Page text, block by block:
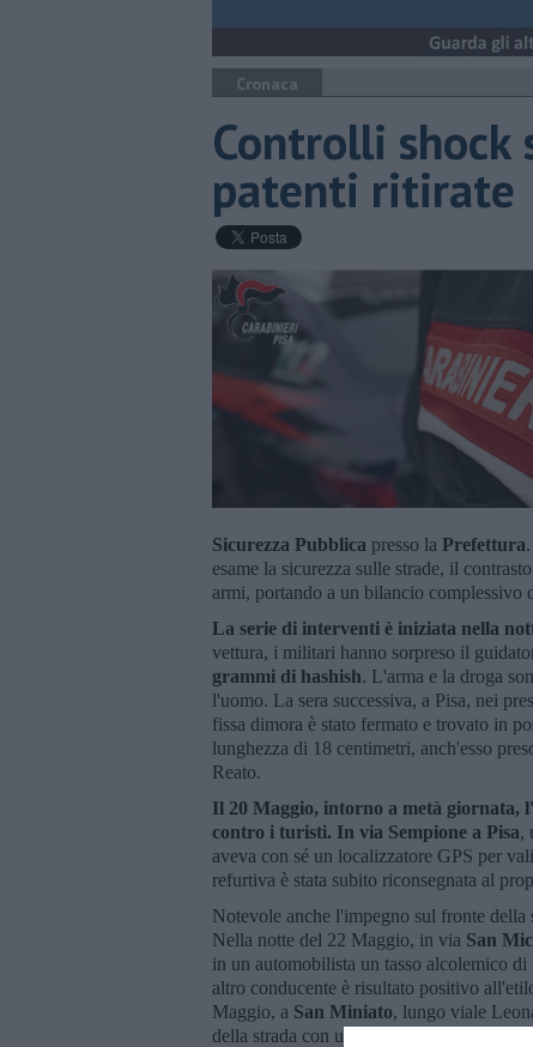
Cronaca
Controlli
patenti ritirate
Sicurezza Pubblica presso la Prefettura
esame la sicurezza sulle strade, il
armi, portando a un bilancio complessivo
La serie di interventi è iniziata nella
vettura, i militari hanno sorpreso il
grammi di hashish. L'arma e la droga
l'uomo. La sera successiva, a Pisa, nei
fissa dimora è stato fermato e trovato in
lunghezza di 18 centimetri, anch'esso
Reato.
Il 20 Maggio, intorno a metà giornata,
contro i turisti. In via Sempione a Pisa,
aveva con sé un localizzatore GPS per
refurtiva è stata subito riconsegnata al
Notevole anche l'impegno sul fronte della
Nella notte del 22 Maggio, in via San
in un automobilista un tasso alcolemico
altro conducente è risultato positivo
Maggio, a San Miniato, lungo viale
della strada con un tasso di ben 1,95